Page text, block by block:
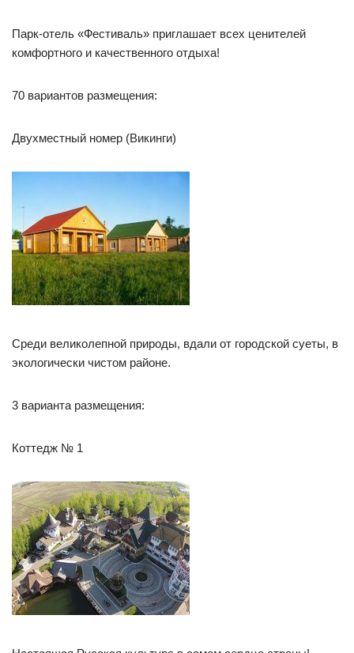
Парк-отель «Фестиваль» приглашает всех ценителей
комфортного и качественного отдыха!
70 вариантов размещения:
Двухместный номер (Викинги)
Среди великолепной природы, вдали от городской суеты, в
экологически чистом районе.
3 варианта размещения:
Коттедж № 1